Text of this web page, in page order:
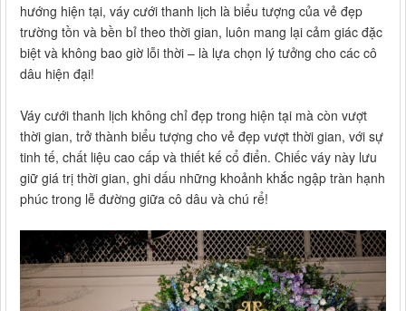
hướng hiện tại, váy cưới thanh lịch là biểu tượng của vẻ đẹp
trường tồn và bền bỉ theo thời gian, luôn mang lại cảm giác đặc
biệt và không bao giờ lỗi thời – là lựa chọn lý tưởng cho các cô
dâu hiện đại!
Váy cưới thanh lịch không chỉ đẹp trong hiện tại mà còn vượt
thời gian, trở thành biểu tượng cho vẻ đẹp vượt thời gian, với sự
tinh tế, chất liệu cao cấp và thiết kế cổ điển. Chiếc váy này lưu
giữ giá trị thời gian, ghi dấu những khoảnh khắc ngập tràn hạnh
phúc trong lễ đường giữa cô dâu và chú rể!